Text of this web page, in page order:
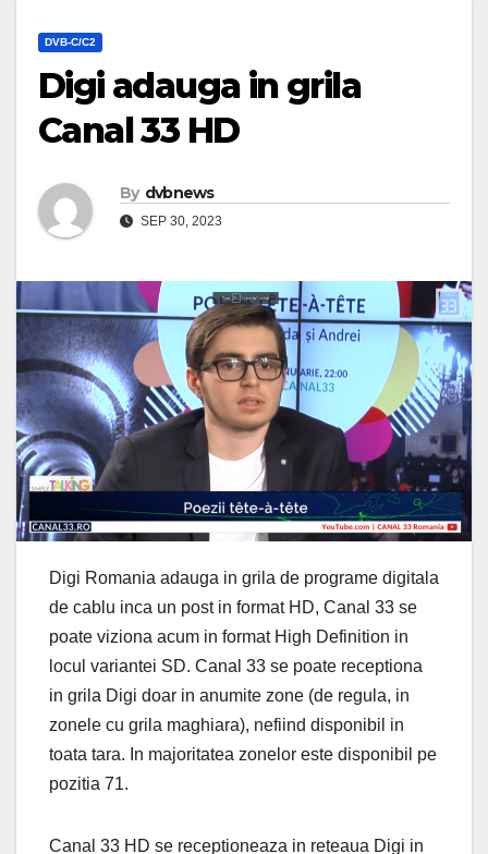
DVB-C/C2
Digi adauga in grila
Canal 33 HD
By dvbnews
SEP 30, 2023
Digi Romania adauga in grila de programe digitala
de cablu inca un post in format HD, Canal 33 se
poate viziona acum in format High Definition in
locul variantei SD. Canal 33 se poate receptiona
in grila Digi doar in anumite zone (de regula, in
zonele cu grila maghiara), nefiind disponibil in
toata tara. In majoritatea zonelor este disponibil pe
pozitia 71.
Canal 33 HD se receptioneaza in reteaua Digi in